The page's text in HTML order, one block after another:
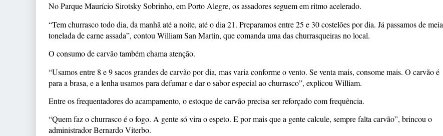
No Parque Maurício Sirotsky Sobrinho, em Porto Alegre, os assadores seguem em ritmo acelerado.
“Tem churrasco todo dia, da manhã até a noite, até o dia 21. Preparamos entre 25 e 30 costelões por dia. Já passamos de meia
tonelada de carne assada”, contou William San Martin, que comanda uma das churrasqueiras no local.
O consumo de carvão também chama atenção.
“Usamos entre 8 e 9 sacos grandes de carvão por dia, mas varia conforme o vento. Se venta mais, consome mais. O carvão é
para a brasa, e a lenha usamos para defumar e dar o sabor especial ao churrasco”, explicou William.
Entre os frequentadores do acampamento, o estoque de carvão precisa ser reforçado com frequência.
“Quem faz o churrasco é o fogo. A gente só vira o espeto. E por mais que a gente calcule, sempre falta carvão”, brincou o
administrador Bernardo Viterbo.